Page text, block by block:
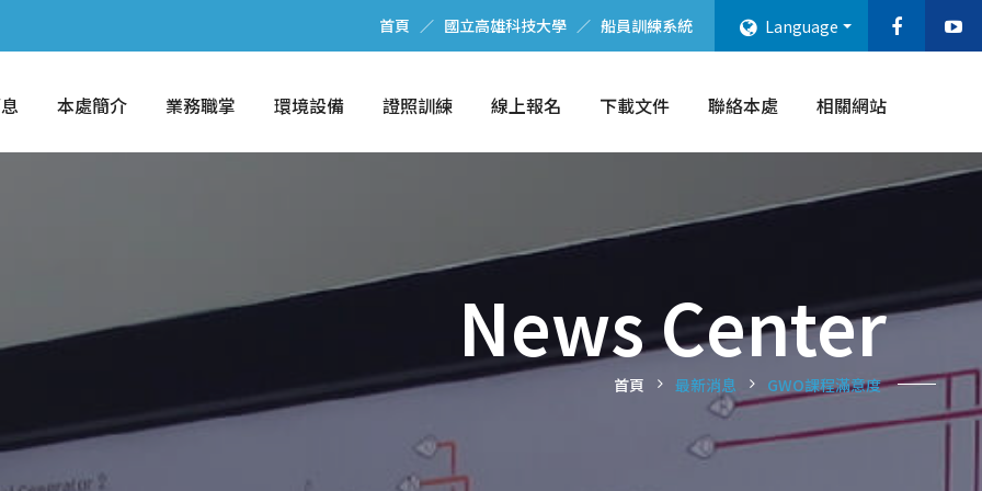
首頁 國立高雄科技大學 船員訓練系統 Language
本處簡介 業務職掌 環境設備 證照訓練 線上報名 下載文件 聯絡本處 相關網站
News Center
首頁 最新消息 GWO課程滿意度